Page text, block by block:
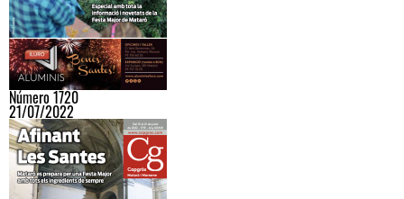
Número 1720
21/07/2022